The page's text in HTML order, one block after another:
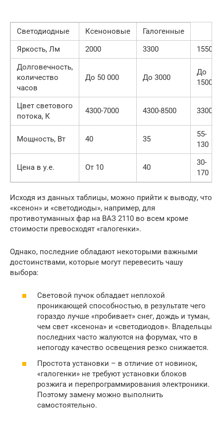
Светодиодные Ксеноновые
Галогенные
Яркость, Лм
2000 3300
1550
Долговечность,
количество
часов
До 50 000 До 3000
До
1500
Цвет светового
потока, К
4300-7000 4300-8500 3300
Мощность, Вт 40 35
55-
130
Цена в у.е. От 10 40
30-
170
Исходя из данных таблицы, можно прийти к выводу, что
«ксенон» и «светодиоды», например, для
противотуманных фар на ВАЗ 2110 во всем кроме
стоимости превосходят «галогенки».
Однако, последние обладают некоторыми важными
достоинствами, которые могут перевесить чашу
выбора:
Световой пучок обладает неплохой
проникающей способностью, в результате чего
гораздо лучше «пробивает» снег, дождь и туман,
чем свет «ксенона» и «светодиодов». Владельцы
последних часто жалуются на форумах, что в
непогоду качество освещения резко снижается.
Простота установки – в отличие от новинок,
«галогенки» не требуют установки блоков
розжига и перепрограммирования электроники.
Поэтому замену можно выполнить
самостоятельно.